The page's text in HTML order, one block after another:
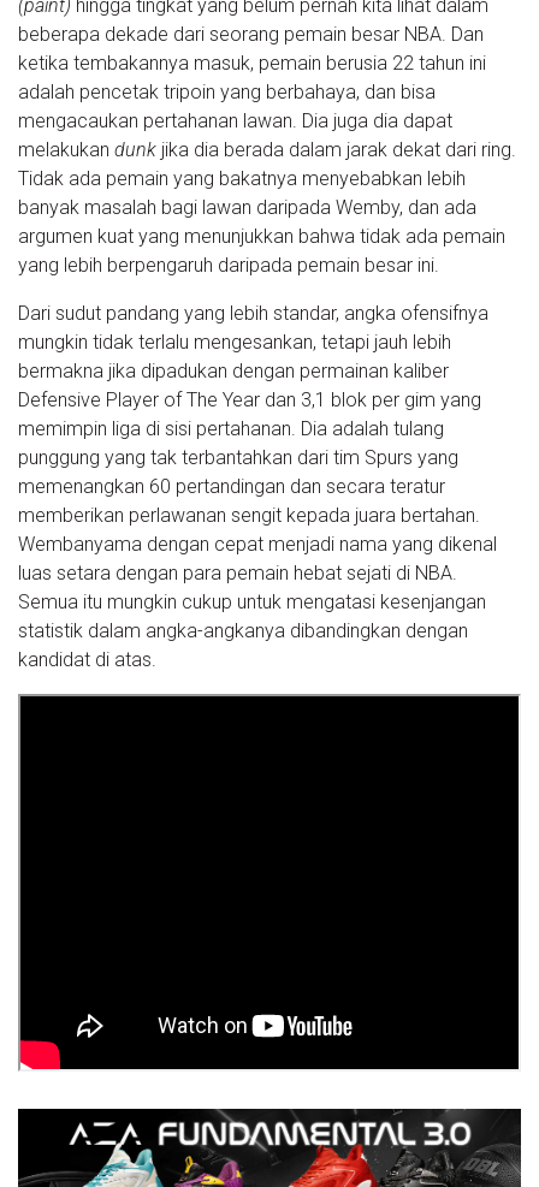
(paint) hingga tingkat yang belum pernah kita lihat dalam
beberapa dekade dari seorang pemain besar NBA. Dan
ketika tembakannya masuk, pemain berusia 22 tahun ini
adalah pencetak tripoin yang berbahaya, dan bisa
mengacaukan pertahanan lawan. Dia juga dia dapat
melakukan dunk jika dia berada dalam jarak dekat dari ring.
Tidak ada pemain yang bakatnya menyebabkan lebih
banyak masalah bagi lawan daripada Wemby, dan ada
argumen kuat yang menunjukkan bahwa tidak ada pemain
yang lebih berpengaruh daripada pemain besar ini.
Dari sudut pandang yang lebih standar, angka ofensifnya
mungkin tidak terlalu mengesankan, tetapi jauh lebih
bermakna jika dipadukan dengan permainan kaliber
Defensive Player of The Year dan 3,1 blok per gim yang
memimpin liga di sisi pertahanan. Dia adalah tulang
punggung yang tak terbantahkan dari tim Spurs yang
memenangkan 60 pertandingan dan secara teratur
memberikan perlawanan sengit kepada juara bertahan.
Wembanyama dengan cepat menjadi nama yang dikenal
luas setara dengan para pemain hebat sejati di NBA.
Semua itu mungkin cukup untuk mengatasi kesenjangan
statistik dalam angka-angkanya dibandingkan dengan
kandidat di atas.